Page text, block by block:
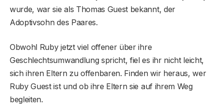
wurde, war sie als Thomas Guest bekannt, der
Adoptivsohn des Paares.
Obwohl Ruby jetzt viel offener über ihre
Geschlechtsumwandlung spricht, fiel es ihr nicht leicht,
sich ihren Eltern zu offenbaren. Finden wir heraus, wer
Ruby Guest ist und ob ihre Eltern sie auf ihrem Weg
begleiten.